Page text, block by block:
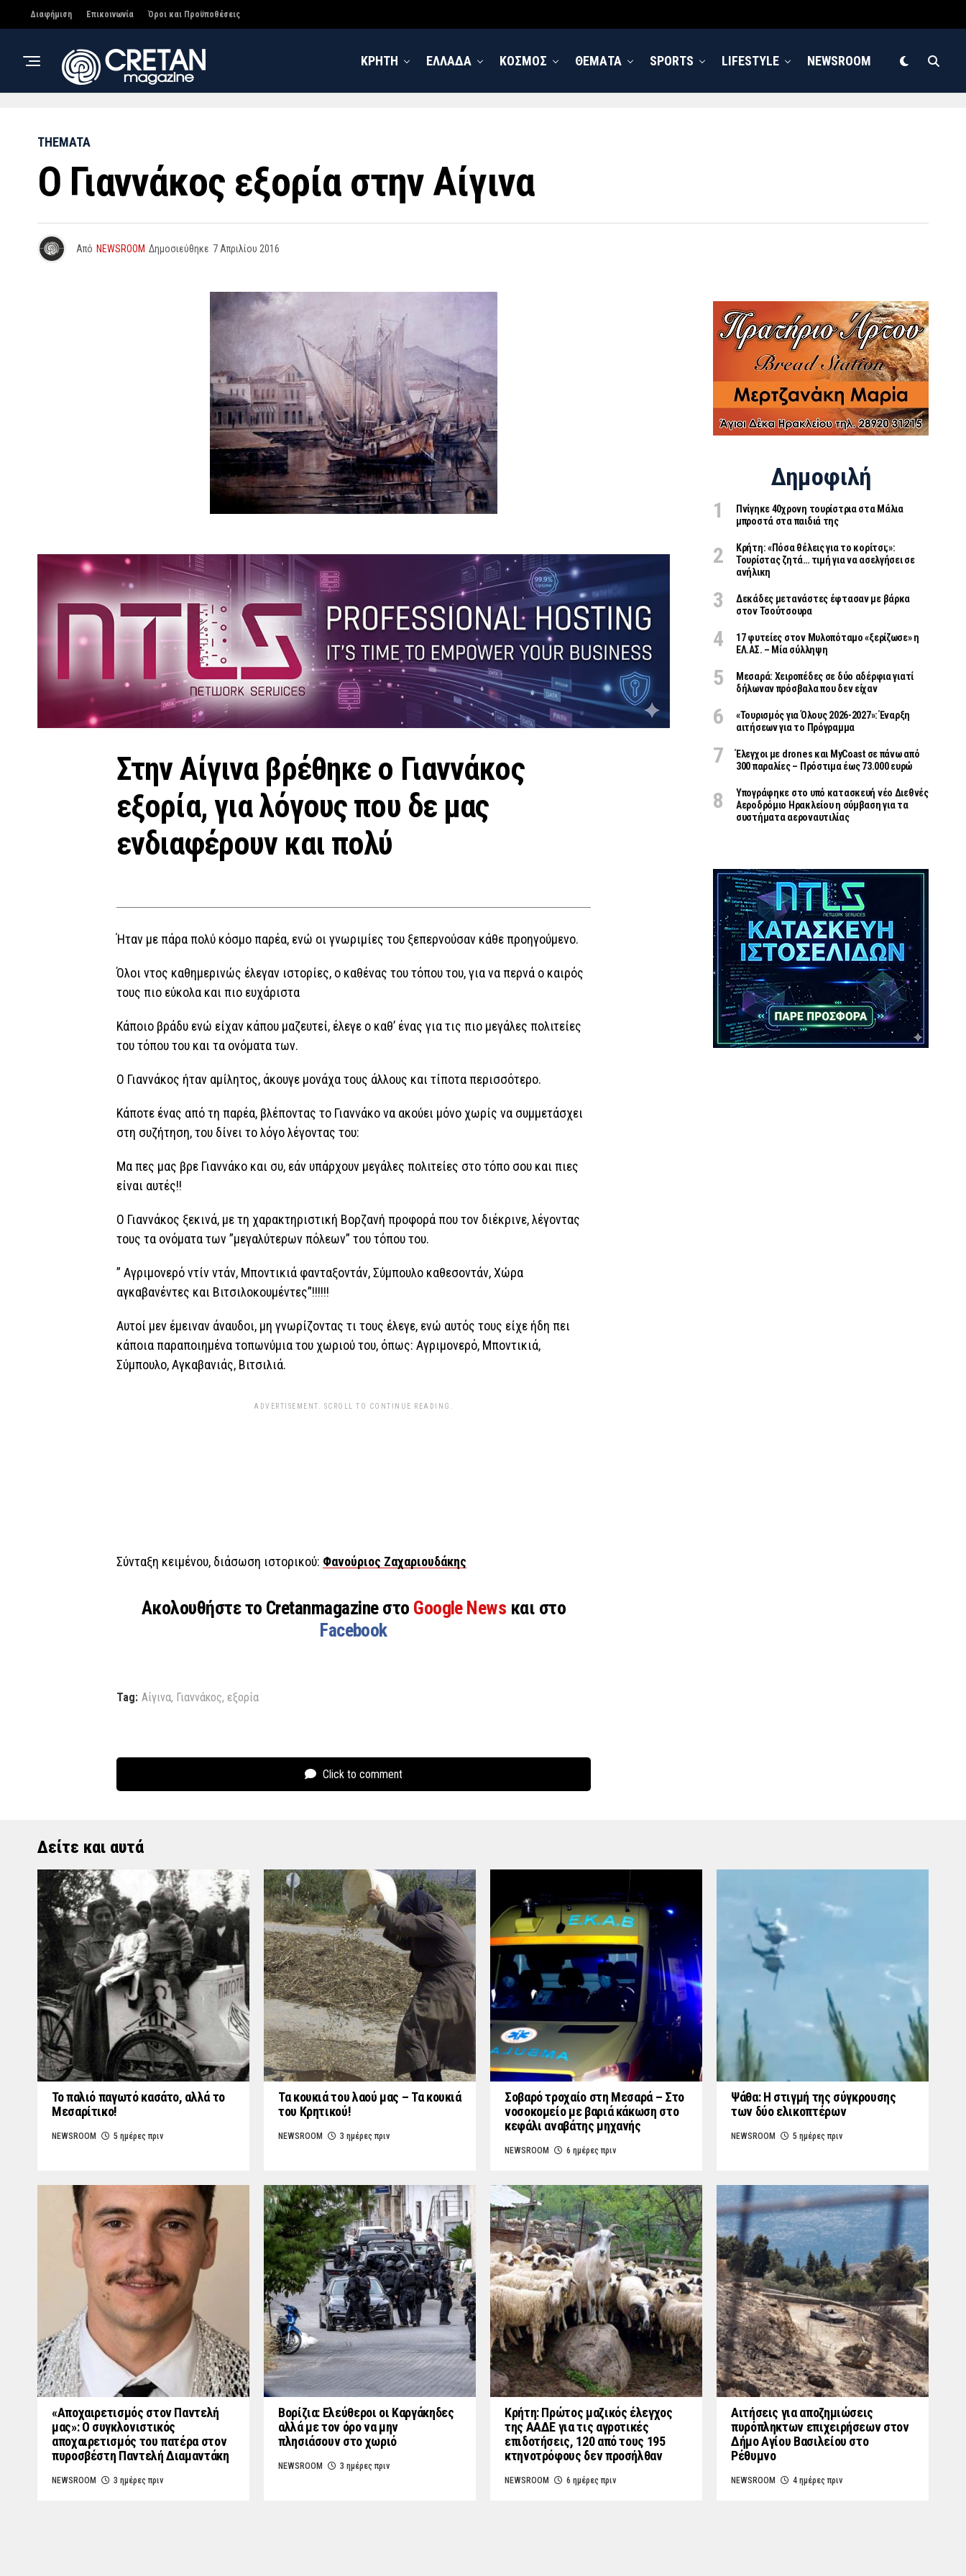
Διαφήμιση Επικοινωνία Όροι και Προϋποθέσεις
ΚΡΗΤΗ ΕΛΛΑΔΑ ΚΟΣΜΟΣ ΘΕΜΑΤΑ SPORTS LIFESTYLE NEWSROOM
THEMATA
Ο Γιαννάκος εξορία στην Αίγινα
Από NEWSROOM Δημοσιεύθηκε 7 Απριλίου 2016
Στην Αίγινα βρέθηκε ο Γιαννάκος
εξορία, για λόγους που δε μας
ενδιαφέρουν και πολύ
Ήταν με πάρα πολύ κόσμο παρέα, ενώ οι γνωριμίες του ξεπερνούσαν κάθε προηγούμενο.
Όλοι ντος καθημερινώς έλεγαν ιστορίες, ο καθένας του τόπου του, για να περνά ο καιρός
τους πιο εύκολα και πιο ευχάριστα
Κάποιο βράδυ ενώ είχαν κάπου μαζευτεί, έλεγε ο καθ’ ένας για τις πιο μεγάλες πολιτείες
του τόπου του και τα ονόματα των.
Ο Γιαννάκος ήταν αμίλητος, άκουγε μονάχα τους άλλους και τίποτα περισσότερο.
Κάποτε ένας από τη παρέα, βλέποντας το Γιαννάκο να ακούει μόνο χωρίς να συμμετάσχει
στη συζήτηση, του δίνει το λόγο λέγοντας του:
Μα πες μας βρε Γιαννάκο και συ, εάν υπάρχουν μεγάλες πολιτείες στο τόπο σου και πιες
είναι αυτές!!
Ο Γιαννάκος ξεκινά, με τη χαρακτηριστική Βορζανή προφορά που τον διέκρινε, λέγοντας
τους τα ονόματα των ”μεγαλύτερων πόλεων” του τόπου του.
” Αγριμονερό ντίν ντάν, Μποντικιά φανταξοντάν, Σύμπουλο καθεσοντάν, Χώρα
αγκαβανέντες και Βιτσιλοκουμέντες”!!!!!!
Αυτοί μεν έμειναν άναυδοι, μη γνωρίζοντας τι τους έλεγε, ενώ αυτός τους είχε ήδη πει
κάποια παραποιημένα τοπωνύμια του χωριού του, όπως: Αγριμονερό, Μποντικιά,
Σύμπουλο, Αγκαβανιάς, Βιτσιλιά.
ADVERTISEMENT. SCROLL TO CONTINUE READING.
Σύνταξη κειμένου, διάσωση ιστορικού: Φανούριος Ζαχαριουδάκης
Ακολουθήστε το Cretanmagazine στο Google News και στο
Facebook
Tag: Αίγινα, Γιαννάκος, εξορία
Click to comment
Δημοφιλή
Πνίγηκε 40χρονη τουρίστρια στα Μάλια
μπροστά στα παιδιά της
Κρήτη: «Πόσα θέλεις για το κορίτσι;»:
Τουρίστας ζητά… τιμή για να ασελγήσει σε
ανήλικη
Δεκάδες μετανάστες έφτασαν με βάρκα
στον Τσούτσουρα
17 φυτείες στον Μυλοπόταμο «ξερίζωσε» η
ΕΛ.ΑΣ. – Μία σύλληψη
Μεσαρά: Χειροπέδες σε δύο αδέρφια γιατί
δήλωναν πρόσβαλα που δεν είχαν
«Τουρισμός για Όλους 2026-2027»: Έναρξη
αιτήσεων για το Πρόγραμμα
Έλεγχοι με drones και MyCoast σε πάνω από
300 παραλίες – Πρόστιμα έως 73.000 ευρώ
Υπογράφηκε στο υπό κατασκευή νέο Διεθνές
Αεροδρόμιο Ηρακλείου η σύμβαση για τα
συστήματα αεροναυτιλίας
Δείτε και αυτά
Το παλιό παγωτό κασάτο, αλλά το
Μεσαρίτικο!
NEWSROOM 5 ημέρες πριν
Τα κουκιά του λαού μας – Τα κουκιά
του Κρητικού!
NEWSROOM 3 ημέρες πριν
Σοβαρό τροχαίο στη Μεσαρά – Στο
νοσοκομείο με βαριά κάκωση στο
κεφάλι αναβάτης μηχανής
NEWSROOM 6 ημέρες πριν
Ψάθα: Η στιγμή της σύγκρουσης
των δύο ελικοπτέρων
NEWSROOM 5 ημέρες πριν
«Aποχαιρετισμός στον Παντελή
μας»: Ο συγκλονιστικός
αποχαιρετισμός του πατέρα στον
πυροσβέστη Παντελή Διαμαντάκη
NEWSROOM 3 ημέρες πριν
Βορίζια: Ελεύθεροι οι Καργάκηδες
αλλά με τον όρο να μην
πλησιάσουν στο χωριό
NEWSROOM 3 ημέρες πριν
Κρήτη: Πρώτος μαζικός έλεγχος
της ΑΑΔΕ για τις αγροτικές
επιδοτήσεις, 120 από τους 195
κτηνοτρόφους δεν προσήλθαν
NEWSROOM 6 ημέρες πριν
Αιτήσεις για αποζημιώσεις
πυρόπληκτων επιχειρήσεων στον
Δήμο Αγίου Βασιλείου στο
Ρέθυμνο
NEWSROOM 4 ημέρες πριν